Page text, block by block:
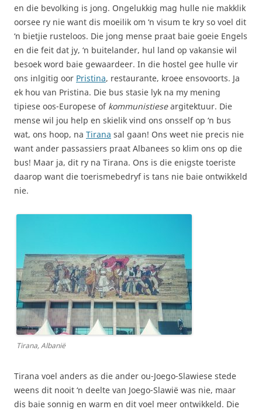
en die bevolking is jong. Ongelukkig mag hulle nie makklik
oorsee ry nie want dis moeilik om ‘n visum te kry so voel dit
‘n bietjie rusteloos. Die jong mense praat baie goeie Engels
en die feit dat jy, ‘n buitelander, hul land op vakansie wil
besoek word baie gewaardeer. In die hostel gee hulle vir
ons inlgitig oor Pristina, restaurante, kroee ensovoorts. Ja
ek hou van Pristina. Die bus stasie lyk na my mening
tipiese oos-Europese of kommunistieseargitektuur. Die
mense wil jou help en skielik vind ons onsself op ‘n bus
wat, ons hoop, na Tirana sal gaan! Ons weet nie precis nie
want ander passassiers praat Albanees so klim ons op die
bus! Maar ja, dit ry na Tirana. Ons is die enigste toeriste
daarop want die toerismebedryf is tans nie baie ontwikkeld
nie.
Tirana, Albanië
Tirana voel anders as die ander ou-Joego-Slawiese stede
weens dit nooit ‘n deelte van Joego-Slawië was nie, maar
dis baie sonnig en warm en dit voel meer ontwikkeld. Die